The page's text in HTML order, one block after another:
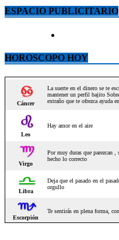
ESPACIO PUBLICITARIO
HOROSCOPO HOY